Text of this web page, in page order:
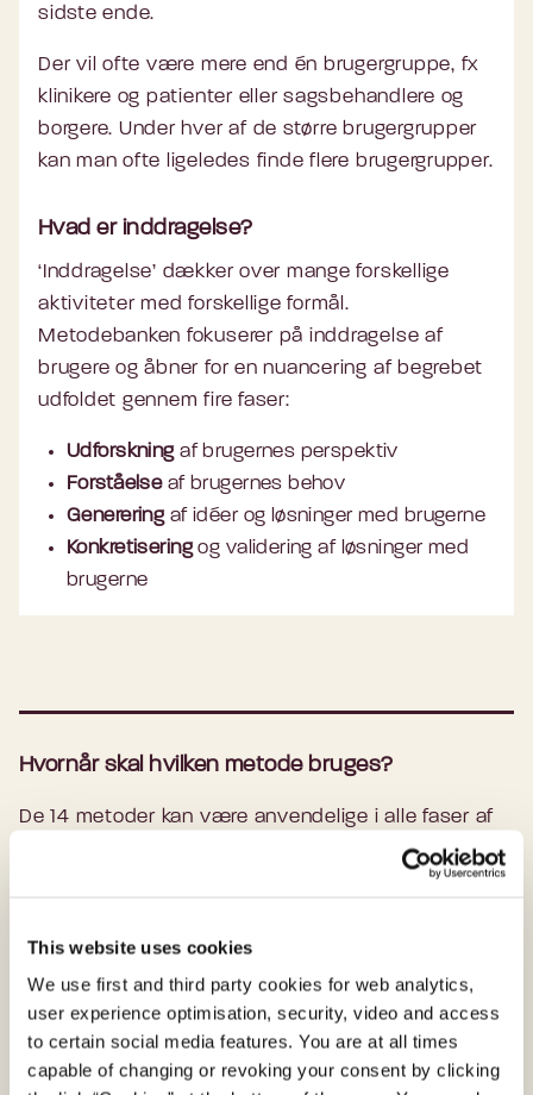
This website uses cookies
We use first and third party cookies for web analytics,
user experience optimisation, security, video and access
to certain social media features. You are at all times
capable of changing or revoking your consent by clicking
sidste ende.
Der vil ofte være mere end én brugergruppe, fx
klinikere og patienter eller sagsbehandlere og
borgere. Under hver af de større brugergrupper
kan man ofte ligeledes finde flere brugergrupper.
Hvad er inddragelse?
‘Inddragelse’ dækker over mange forskellige
aktiviteter med forskellige formål.
Metodebanken fokuserer på inddragelse af
brugere og åbner for en nuancering af begrebet
udfoldet gennem fire faser:
Udforskning af brugernes perspektiv
Forståelseaf brugernes behov
Generering af idéer og løsninger med brugerne
Konkretiseringog validering af løsninger med
brugerne
Hvornår skal hvilken metode bruges?
De 14 metoder kan være anvendelige i alle faser af
et projektforløb. Metoderne kan både anvendes
være særlig gavnligt, hvis du anvender metoderne
for første gang.